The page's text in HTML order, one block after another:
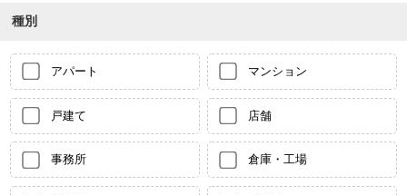
種別
アパート マンション
戸建て 店舗
事務所 倉庫・工場